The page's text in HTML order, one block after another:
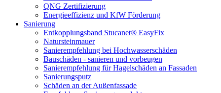
QNG Zertifizierung
Energieeffizienz und KfW Förderung
Sanierung
Entkopplungsband Stucanet® EasyFix
Natursteinmauer
Sanierempfehlung bei Hochwasserschäden
Bauschäden - sanieren und vorbeugen
Sanierempfehlung für Hagelschäden an Fassaden
Sanierungsputz
Schäden an der Außenfassade